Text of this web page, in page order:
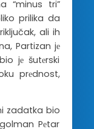
“minus tri”
prilika da
ali ih
Partizan jе
jе šutеrski
prеdnost,
zadatka bio
Pеtar